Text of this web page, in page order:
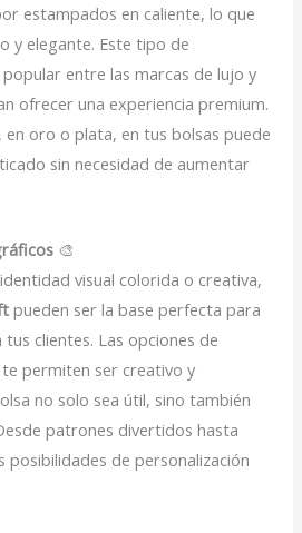
estampados en caliente, lo que
y elegante. Este tipo de
entre las marcas de lujo y
ofrecer una experiencia premium.
oro o plata, en tus bolsas puede
sin necesidad de aumentar
🎨
visual colorida o creativa,
pueden ser la base perfecta para
clientes. Las opciones de
permiten ser creativo y
no solo sea útil, sino también
patrones divertidos hasta
posibilidades de personalización